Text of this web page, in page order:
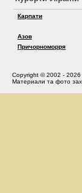
Карпати
Азов
Причорноморря
Copyright © 2002 - 2026
Материали та фото